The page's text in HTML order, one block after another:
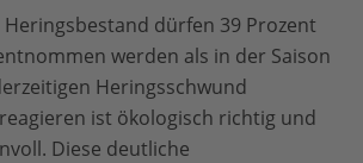
dürfen 39 Prozent
werden als in der Saison
Heringsschwund
ist ökologisch richtig und
Diese deutliche